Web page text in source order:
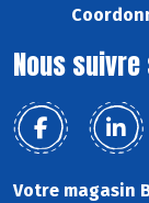
Nous
Votre magasin